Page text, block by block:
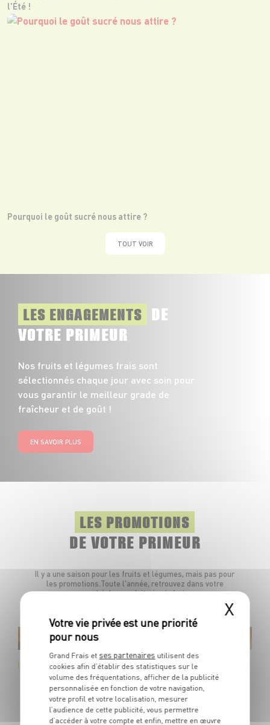
l'Été !
Pourquoi le goût sucré nous attire ?
TOUT VOIR
LES ENGAGEMENTS DE
VOTRE PRIMEUR
Nos fruits et légumes frais sont
sélectionnés chaque jour avec soin pour
vous garantir le meilleur grade de
fraîcheur et de goût !
EN SAVOIR PLUS
LES PROMOTIONS
DE VOTRE PRIMEUR
Il y a une saison pour les fruits et légumes, mais pas pour
les promotions.Toute l'année, retrouvez dans votre
marché des produits à prix frais.
1 / Calibre 25
X
Grand Frais et ses partenaires utilisent des
cookies afin d’établir des statistiques sur le
volume des fréquentations, afficher de la publicité
personnalisée en fonction de votre navigation,
votre profil et votre localisation, mesurer
l’audience de cette publicité, vous permettre
d’accéder à votre compte et enfin, mettre en œuvre